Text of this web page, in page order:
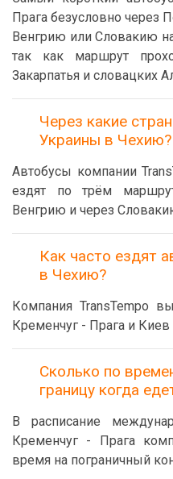
Прага безусловно через
Венгрию или Словакию
так как маршрут
Закарпатья и словацких
Через какие
Украины в Чехию?
Автобусы компании
ездят по трём
Венгрию и через
Как часто ездят
в Чехию?
Компания TransTempo
Кременчуг - Прага и
Сколько по
границу когда
В расписание
Кременчуг - Прага
время на пограничный